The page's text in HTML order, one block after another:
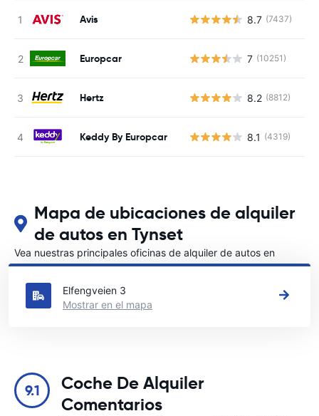
Avis 8.7 (7437)
Europcar 7 (10251)
Hertz 8.2 (8812)
Keddy By Europcar 8.1 (4319)
Mapa de ubicaciones de alquiler
de autos en Tynset
Vea nuestras principales oficinas de alquiler de autos en
Tynset
Elfengveien 3
Mostrar en el mapa
9.1
Coche De Alquiler
Comentarios